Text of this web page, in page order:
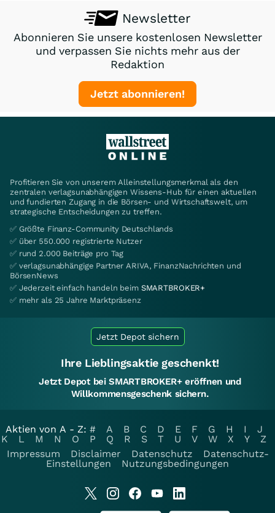
Newsletter
Abonnieren Sie unsere kostenlosen Newsletter
und verpassen Sie nichts mehr aus der
Redaktion
Jetzt abonnieren!
Profitieren Sie von unserem Alleinstellungsmerkmal als den
zentralen verlagsunabhängigen Wissens-Hub für einen aktuellen
und fundierten Zugang in die Börsen- und Wirtschaftswelt, um
strategische Entscheidungen zu treffen.
✅ Größte Finanz-Community Deutschlands
✅ über 550.000 registrierte Nutzer
✅ rund 2.000 Beiträge pro Tag
✅ verlagsunabhängige Partner ARIVA, FinanzNachrichten und
BörsenNews
✅ Jederzeit einfach handeln beim SMARTBROKER+
✅ mehr als 25 Jahre Marktpräsenz
Jetzt Depot sichern
Ihre Lieblingsaktie geschenkt!
Jetzt Depot bei SMARTBROKER+ eröffnen und
Willkommensgeschenk sichern.
Aktien von A - Z: # A B C D E F G H I
J
K
L M N O P Q R S T U V W X Y
Z
Impressum
Disclaimer Datenschutz
Datenschutz-
Einstellungen
Nutzungsbedingungen